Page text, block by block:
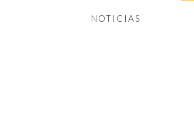
NOTICIAS